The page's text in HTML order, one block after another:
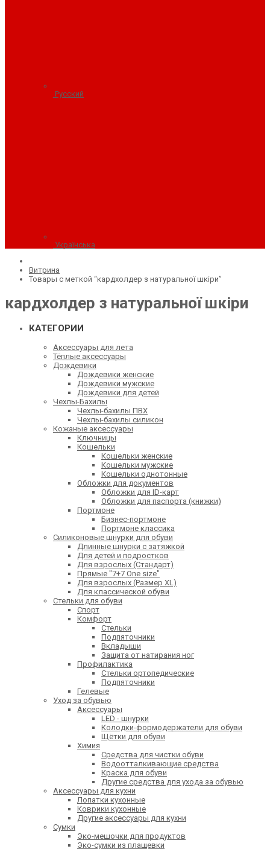
Русский
Українська
Витрина
Товары с меткой “кардхолдер з натуральної шкіри”
кардхолдер з натуральної шкіри
КАТЕГОРИИ
Аксессуары для лета
Тёплые аксессуары
Дождевики
Дождевики женские
Дождевики мужские
Дождевики для детей
Чехлы-Бахилы
Чехлы-бахилы ПВХ
Чехлы-бахилы силикон
Кожаные аксессуары
Ключницы
Кошельки
Кошельки женские
Кошельки мужские
Кошельки однотонные
Обложки для документов
Обложки для ID-карт
Обложки для паспорта (книжки)
Портмоне
Бизнес-портмоне
Портмоне классика
Силиконовые шнурки для обуви
Длинные шнурки с затяжкой
Для детей и подростков
Для взрослых (Стандарт)
Прямые "7+7 One size"
Для взрослых (Размер XL)
Для классической обуви
Стельки для обуви
Спорт
Комфорт
Стельки
Подпяточники
Вкладыши
Защита от натирания ног
Профилактика
Стельки ортопедические
Подпяточники
Гелевые
Уход за обувью
Аксессуары
LED - шнурки
Колодки-формодержатели для обуви
Щётки для обуви
Химия
Средства для чистки обуви
Водоотталкивающие средства
Краска для обуви
Другие средства для ухода за обувью
Аксессуары для кухни
Лопатки кухонные
Коврики кухонные
Другие аксессуары для кухни
Сумки
Эко-мешочки для продуктов
Эко-сумки из плащевки